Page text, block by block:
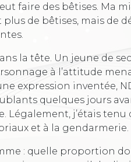
faire des bêtises. Ma
de bêtises, mais de
la tête. Un jeune de
à l’attitude
expression inventée,
quelques jours
j’étais tenu
et à la gendarmerie.
: quelle proportion